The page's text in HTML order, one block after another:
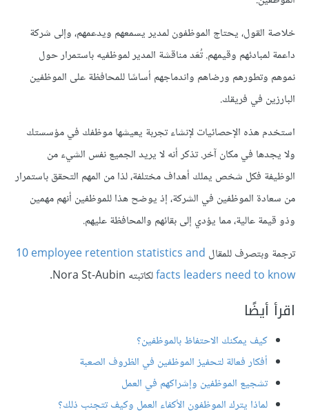
خلاصة القول، يحتاج الموظفون لمدير يسمعهم ويدعمهم، وإلى شركة
داعمة لمبادئهم وقيمهم. تُعَد مناقشة المدير لموظفيه باستمرار حول
نموهم وتطورهم ورضاهم واندماجهم أساسًا للمحافظة على الموظفين
البارزين في فريقك.
استخدم هذه الإحصائيات لإنشاء تجربة يعيشها موظفك في مؤسستك
ولا يجدها في مكان آخر. تذكر أنه لا يريد الجميع نفس الشيء من
الوظيفة فكل شخص يملك أهداف مختلفة، لذا من المهم التحقق باستمرار
من سعادة الموظفين في الشركة، إذ يوضح هذا للموظفين أنهم مهمين
وذو قيمة عالية، مما يؤدي إلى بقائهم والمحافظة عليهم.
ترجمة وبتصرف للمقال 10‎ employee retention statistics and
facts leaders need to knowلكاتبته Nora St-Aubin.
اقرأ أيضًا
كيف يمكنك الاحتفاظ بالموظفين؟
أفكار فعالة لتحفيز الموظفين في الظروف الصعبة
تشجيع الموظفين وإشراكهم في العمل
لماذا يترك الموظفون الأكفاء العمل وكيف تتجنب ذلك؟